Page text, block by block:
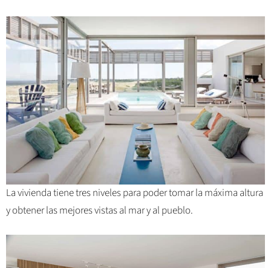
La vivienda tiene tres niveles para poder tomar la máxima altura
y obtener las mejores vistas al mar y al pueblo.